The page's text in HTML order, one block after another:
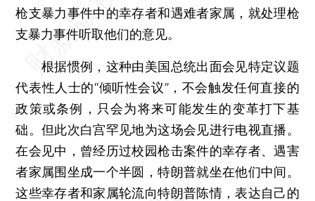
枪支暴力事件中的幸存者和遇难者家属，就处理枪
支暴力事件听取他们的意见。
根据惯例，这种由美国总统出面会见特定议题
代表性人士的“倾听性会议”，不会触发任何直接的
政策或条例，只会为将来可能发生的变革打下基
础。但此次白宫罕见地为这场会见进行电视直播。
在会见中，曾经历过校园枪击案件的幸存者、遇害
者家属围坐成一个半圆，特朗普就坐在他们中间。
这些幸存者和家属轮流向特朗普陈情，表达自己的